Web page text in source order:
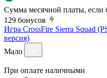
Сумма месячной платы, если
129 бонусов
Игра CrossFire Sierra Squad
версия)
Мало
При оплате наличными